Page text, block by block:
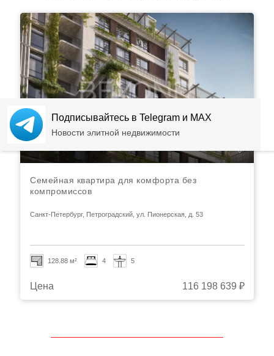
Семейная квартира для комфорта без
компромиссов
Санкт-Петербург, Петроградский, ул. Пионерская, д. 53
128.88 м² 4 5
Цена 116 198 639 ₽
Подписывайтесь в Telegram и MAX
Новости элитной недвижимости